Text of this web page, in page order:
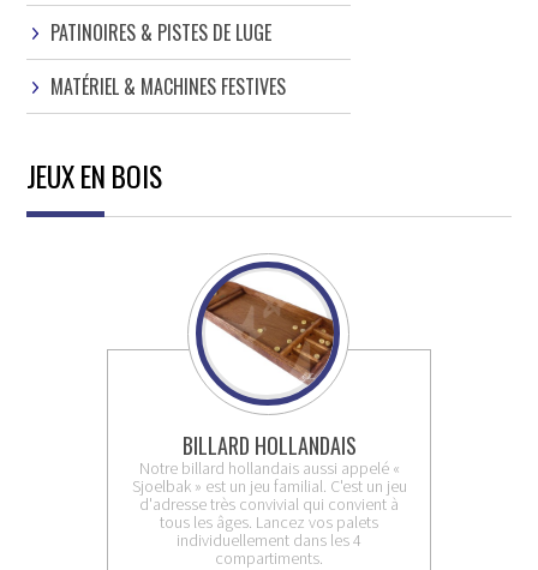
PATINOIRES & PISTES DE LUGE
MATÉRIEL & MACHINES FESTIVES
JEUX EN BOIS
BILLARD HOLLANDAIS
Notre billard hollandais aussi appelé «
Sjoelbak » est un jeu familial. C'est un jeu
d'adresse très convivial qui convient à
tous les âges. Lancez vos palets
individuellement dans les 4
compartiments.